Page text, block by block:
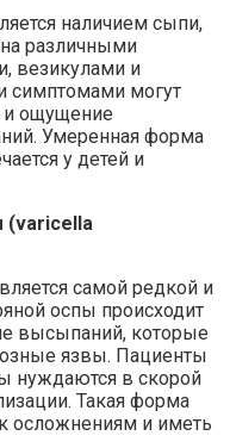
наличием сыпи,
различными
везикулами и
симптомами могут
и ощущение
Умеренная форма
у детей и
(varicella
самой редкой и
оспы происходит
высыпаний, которые
язвы. Пациенты
нуждаются в скорой
Такая форма
осложнениям и иметь